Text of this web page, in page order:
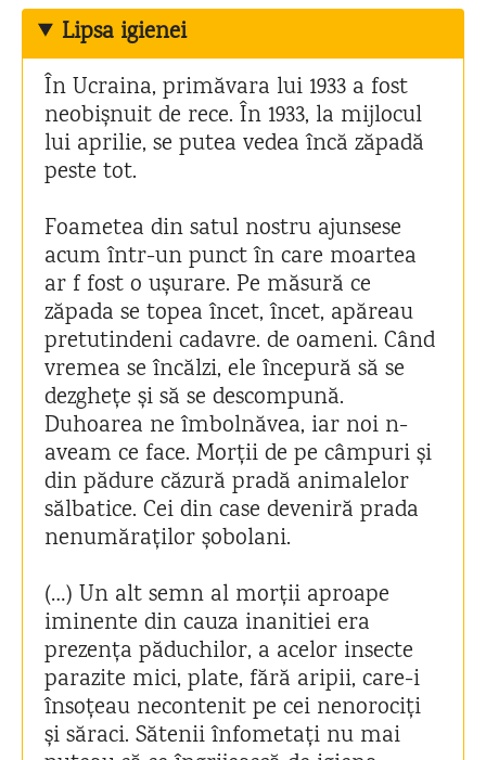
Lipsa igienei
În Ucraina, primăvara lui 1933 a fost
neobișnuit de rece. În 1933, la mijlocul
lui aprilie, se putea vedea încă zăpadă
peste tot.
Foametea din satul nostru ajunsese
acum într-un punct în care moartea
ar f fost o ușurare. Pe măsură ce
zăpada se topea încet, încet, apăreau
pretutindeni cadavre. de oameni. Când
vremea se încălzi, ele începură să se
dezghețe și să se descompună.
Duhoarea ne îmbolnăvea, iar noi n-
aveam ce face. Morții de pe câmpuri și
din pădure căzură pradă animalelor
sălbatice. Cei din case deveniră prada
nenumăraților șobolani.
(…) Un alt semn al morții aproape
iminente din cauza inanitiei era
prezența păduchilor, a acelor insecte
parazite mici, plate, fără aripii, care-i
însoțeau necontenit pe cei nenorociți
și săraci. Sătenii înfometați nu mai